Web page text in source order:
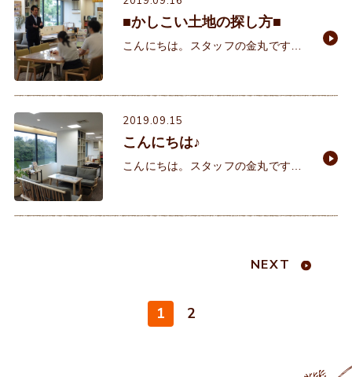
■かしこい土地の探し方■
こんにちは。スタッフの金丸です♪
催。2回/月のペースで、当社2階の
ショールームにてマイホームについ
2019.09.15
こんにちは♪
こんにちは。スタッフの金丸です♪
池に住んでいるアヒルも快適そうで
1 2
NEXT